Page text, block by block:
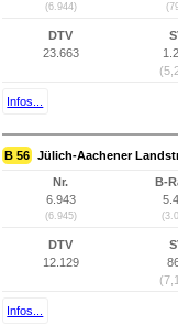
(6.944)
DTV
23.663
Infos...
B 56 Jülich-Aachener
Nr.
6.943
(6.945)
B-
DTV
12.129
Infos...